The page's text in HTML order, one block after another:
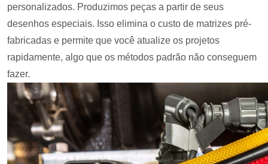
personalizados. Produzimos peças a partir de seus
desenhos especiais. Isso elimina o custo de matrizes pré-
fabricadas e permite que você atualize os projetos
rapidamente, algo que os métodos padrão não conseguem
fazer.